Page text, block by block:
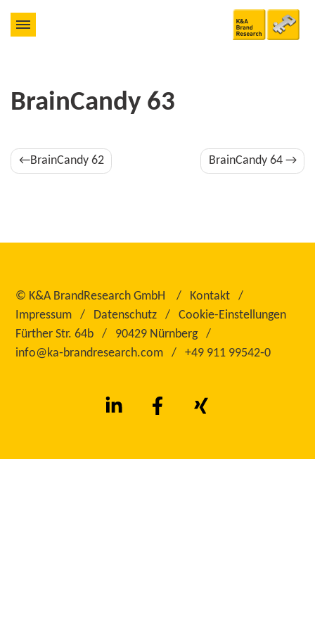
BrainCandy 63
Beitragsnavigation
BrainCandy 62 BrainCandy 64
© K&A BrandResearch GmbH
Kontakt
Impressum
Datenschutz
Cookie-Einstellungen
Fürther Str. 64b
90429 Nürnberg
info@ka‑brandresearch.com
+49 911 99542‑0